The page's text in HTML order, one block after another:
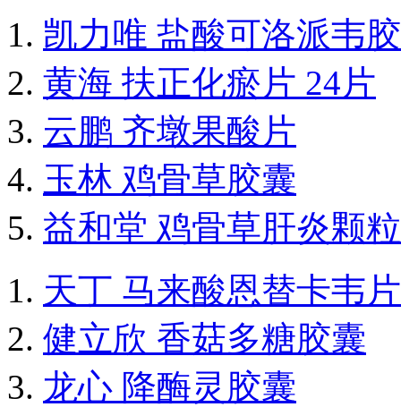
凯力唯 盐酸可洛派韦
黄海 扶正化瘀片 24片
云鹏 齐墩果酸片
玉林 鸡骨草胶囊
益和堂 鸡骨草肝炎颗粒
天丁 马来酸恩替卡韦片
健立欣 香菇多糖胶囊
龙心 降酶灵胶囊